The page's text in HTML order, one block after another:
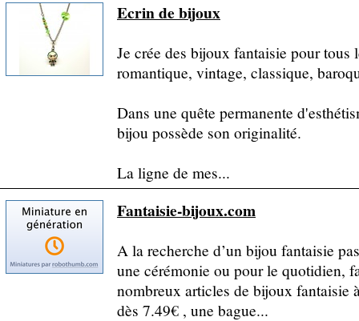
Ecrin de bijoux
Je crée des bijoux fantaisie pour
romantique, vintage, classique,
Dans une quête permanente
bijou possède son originalité.
La ligne de mes...
Fantaisie-bijoux.com
A la recherche d’un bijou fantaisie
une cérémonie ou pour le quotidien,
nombreux articles de bijoux fantaisie
dès 7.49€ , une bague...